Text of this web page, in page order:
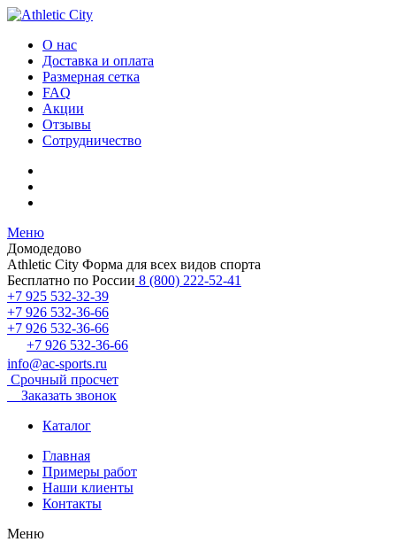
О нас
Доставка и оплата
Размерная сетка
FAQ
Акции
Отзывы
Сотрудничество
Меню
Домодедово
Athletic City Форма для всех видов спорта
Бесплатно по России 8 (800) 222-52-41
+7 925 532-32-39
+7 926 532-36-66
+7 926 532-36-66
+7 926 532-36-66
info@ac-sports.ru
Срочный просчет
Заказать звонок
Каталог
Главная
Примеры работ
Наши клиенты
Контакты
Меню